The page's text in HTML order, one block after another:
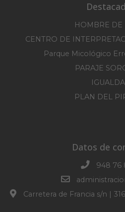
HOMBRE DE
CENTRO DE
Parque Micológico
PARAJE
PLAN DEL
Datos de
948 76
Carretera de Francia s/n |